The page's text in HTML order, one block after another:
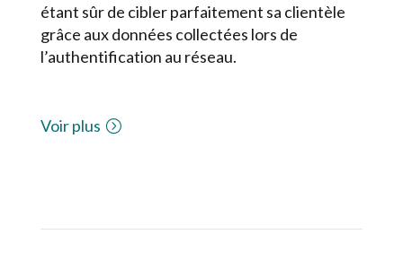
étant sûr de cibler parfaitement sa clientèle
grâce aux données collectées lors de
l’authentification au réseau.
Voir plus